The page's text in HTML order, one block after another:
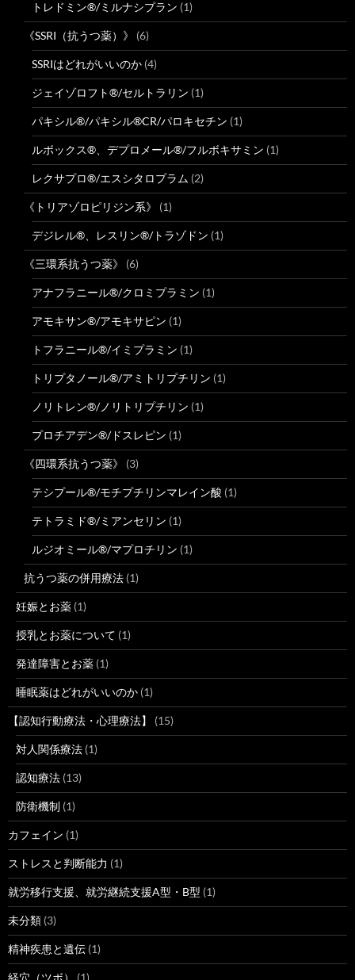
トレドミン®/ミルナシプラン (1)
《SSRI（抗うつ薬）》 (6)
SSRIはどれがいいのか (4)
ジェイゾロフト®/セルトラリン (1)
パキシル®/パキシル®CR/パロキセチン (1)
ルボックス®、デプロメール®/フルボキサミン (1)
レクサプロ®/エスシタロプラム (2)
《トリアゾロピリジン系》 (1)
デジレル®、レスリン®/トラゾドン (1)
《三環系抗うつ薬》 (6)
アナフラニール®/クロミプラミン (1)
アモキサン®/アモキサピン (1)
トフラニール®/イミプラミン (1)
トリプタノール®/アミトリプチリン (1)
ノリトレン®/ノリトリプチリン (1)
プロチアデン®/ドスレピン (1)
《四環系抗うつ薬》 (3)
テシプール®/モチプチリンマレイン酸 (1)
テトラミド®/ミアンセリン (1)
ルジオミール®/マプロチリン (1)
抗うつ薬の併用療法 (1)
妊娠とお薬 (1)
授乳とお薬について (1)
発達障害とお薬 (1)
睡眠薬はどれがいいのか (1)
【認知行動療法・心理療法】 (15)
対人関係療法 (1)
認知療法 (13)
防衛機制 (1)
カフェイン (1)
ストレスと判断能力 (1)
就労移行支援、就労継続支援A型・B型 (1)
未分類 (3)
精神疾患と遺伝 (1)
経穴（ツボ） (1)